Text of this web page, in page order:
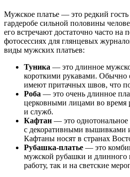
Мужское платье — это редкий
гардеробе сильной половины
его встречают достаточно часто на
фотосессиях для глянцевых
виды мужских платьев:
Туника — это длинное
короткими рукавами. Обычно
имеют притачных швов, что
Роба — это очень длинное
церковными лицами во время
и служб.
Кафтан — это однотональное
с декоративными вышивками
Кафтаны носят в странах
Рубашка-платье — это
мужской рубашки и длинного
работу, так и на светские